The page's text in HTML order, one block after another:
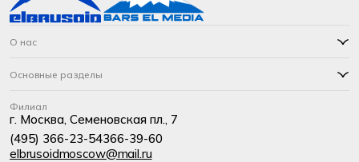
О нас
Основные разделы
Филиал
г. Москва, Семеновская пл., 7
(495) 366-23-54366-39-60
elbrusoidmoscow@mail.ru